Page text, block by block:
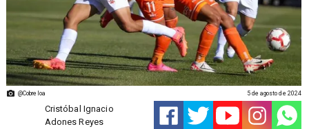
@Cobreloa
Cristóbal Ignacio
Adones Reyes
5 de agosto de 2024